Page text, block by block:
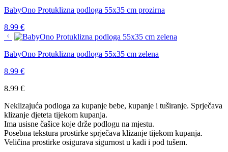
BabyOno Protuklizna podloga 55x35 cm prozirna
8.99 €
BabyOno Protuklizna podloga 55x35 cm zelena
8.99 €
8.99 €
Neklizajuća podloga za kupanje bebe, kupanje i tuširanje. Sprječava
klizanje djeteta tijekom kupanja.
Ima usisne čašice koje drže podlogu na mjestu.
Posebna tekstura prostirke sprječava klizanje tijekom kupanja.
Veličina prostirke osigurava sigurnost u kadi i pod tušem.